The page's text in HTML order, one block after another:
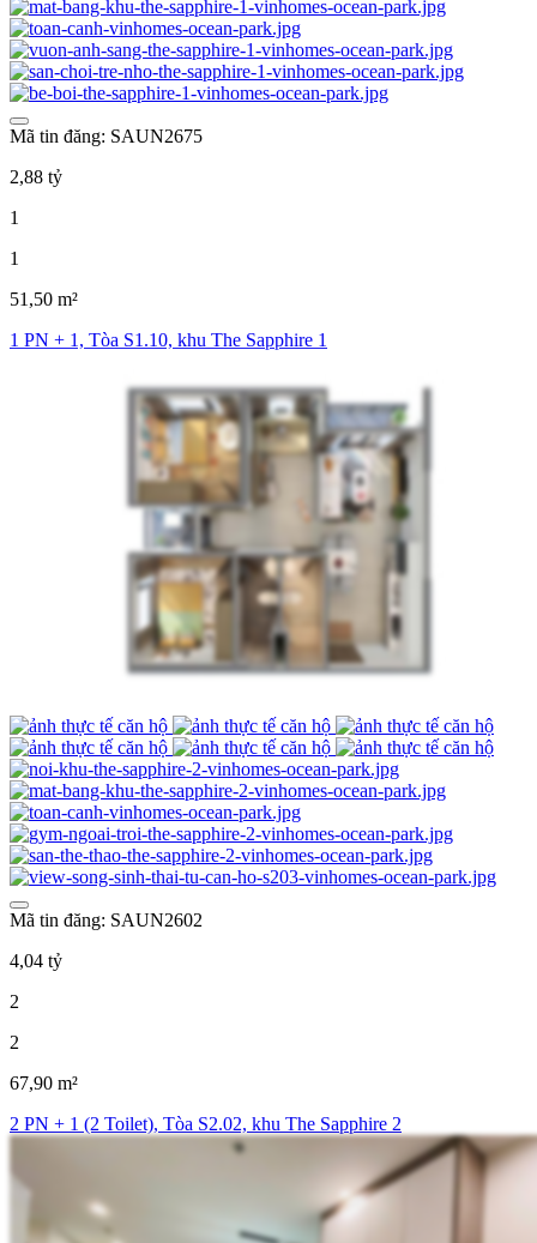
Mã tin đăng: SAUN2675
2,88 tỷ
1
1
51,50 m²
1 PN + 1, Tòa S1.10, khu The Sapphire 1
Mã tin đăng: SAUN2602
4,04 tỷ
2
2
67,90 m²
2 PN + 1 (2 Toilet), Tòa S2.02, khu The Sapphire 2